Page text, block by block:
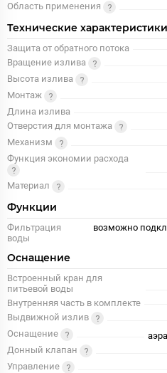
Область применения
Технические характеристики
Защита от обратного потока
Вращение излива
Высота излива
Монтаж
Длина излива
Отверстия для монтажа
Механизм
Функция экономии расхода
Материал
Функции
Фильтрация
воды
возможно
Оснащение
Встроенный кран для
питьевой воды
Внутренняя часть в комплекте
Выдвижной излив
Оснащение
Донный клапан
Управление